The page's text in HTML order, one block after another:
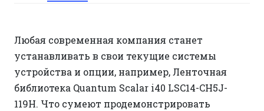
Любая современная компания станет
устанавливать в свои текущие системы
устройства и опции, например, Ленточная
библиотека Quantum Scalar i40 LSC14-CH5J-
119H. Что сумеют продемонстрировать